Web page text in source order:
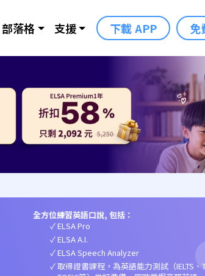
部落格 支援 下載 APP 免
全方位練習英語口說, 包括：
ELSA Pro
ELSA A.I.
ELSA Speech Analyzer
取得證書課程，為英語能力測試（IELTS、